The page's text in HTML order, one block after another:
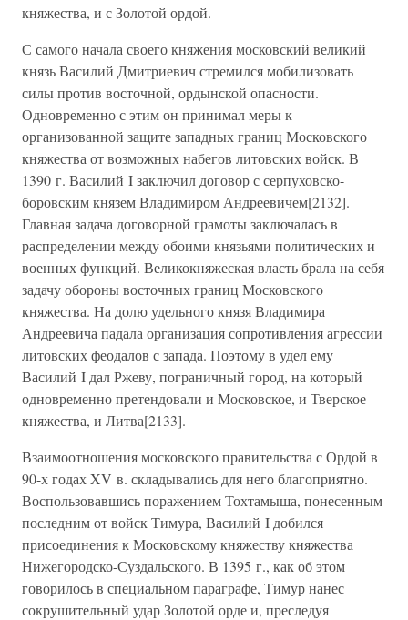
княжества, и с Золотой ордой.
С самого начала своего княжения московский великий
князь Василий Дмитриевич стремился мобилизовать
силы против восточной, ордынской опасности.
Одновременно с этим он принимал меры к
организованной защите западных границ Московского
княжества от возможных набегов литовских войск. В
1390 г. Василий I заключил договор с серпуховско-
боровским князем Владимиром Андреевичем[2132].
Главная задача договорной грамоты заключалась в
распределении между обоими князьями политических и
военных функций. Великокняжеская власть брала на себя
задачу обороны восточных границ Московского
княжества. На долю удельного князя Владимира
Андреевича падала организация сопротивления агрессии
литовских феодалов с запада. Поэтому в удел ему
Василий I дал Ржеву, пограничный город, на который
одновременно претендовали и Московское, и Тверское
княжества, и Литва[2133].
Взаимоотношения московского правительства с Ордой в
90-х годах XV в. складывались для него благоприятно.
Воспользовавшись поражением Тохтамыша, понесенным
последним от войск Тимура, Василий I добился
присоединения к Московскому княжеству княжества
Нижегородско-Суздальского. В 1395 г., как об этом
говорилось в специальном параграфе, Тимур нанес
сокрушительный удар Золотой орде и, преследуя